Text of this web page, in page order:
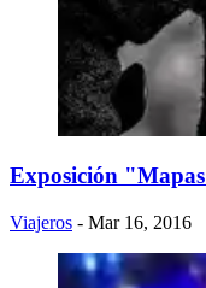
Exposición
Viajeros - Mar 16, 2016